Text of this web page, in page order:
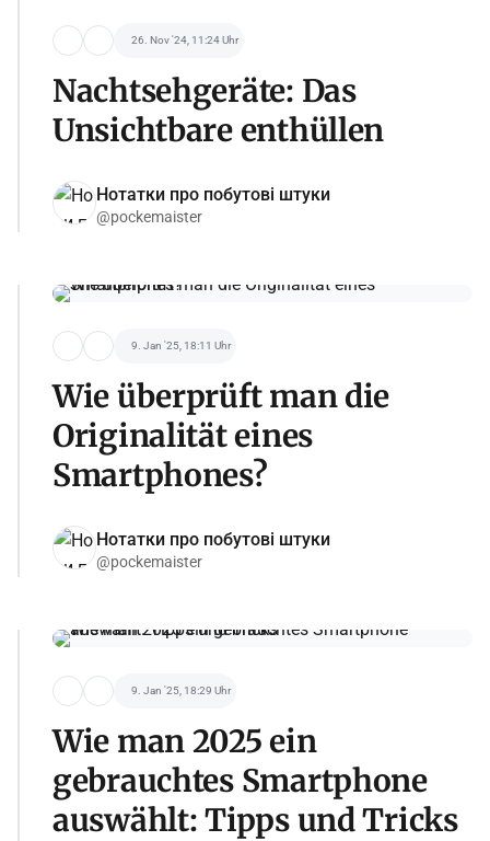
26. Nov '24, 11:24 Uhr
Nachtsehgeräte: Das
Unsichtbare enthüllen
Нотатки про побутові штуки
@pockemaister
9. Jan '25, 18:11 Uhr
Wie überprüft man die
Originalität eines
Smartphones?
Нотатки про побутові штуки
@pockemaister
9. Jan '25, 18:29 Uhr
Wie man 2025 ein
gebrauchtes Smartphone
auswählt: Tipps und Tricks